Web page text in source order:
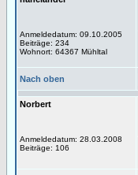
Anmeldedatum: 09.10.2005
Beiträge: 234
Wohnort: 64367 Mühltal
Nach oben
Norbert
Anmeldedatum: 28.03.2008
Beiträge: 106